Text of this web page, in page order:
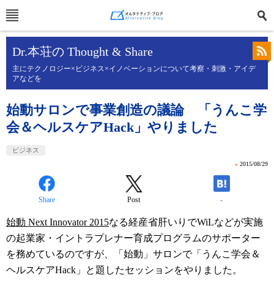
Dr.本荘の Thought & Share
主にテクノロジー×ビジネス×イノベーションについて考察・刺激・アイデ
アなどを
始動サロンで事業創造の議論 「うんこ学
会＆ヘルスケアHack」やりました
ビジネス
» 2015/08/29
Share Post -
始動 Next Innovator 2015なる経産省肝いりでWiLなどが実施
の起業家・イントラプレナー育成プログラムのサポーター
を務めているのですが、「始動」サロンで「うんこ学会＆
ヘルスケアHack」と題したセッションをやりました。